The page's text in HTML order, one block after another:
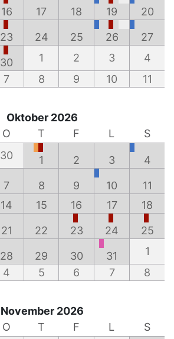
16 17 18 19 20
23 24 25 26 27
30 1 2 3
4
7 8 9 10 11
Oktober 2026
O T F L
S
30 1 2 3 4
7 8 9 10
11
14 15 16 17 18
21 22 23 24 25
28 29 30 31
1
4 5 6 7 8
November 2026
O T F L
S